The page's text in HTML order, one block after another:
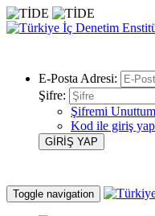
E-Posta Adresi:
Şifre:
Şifremi Unuttum
Kod ile giriş
Toggle navigation